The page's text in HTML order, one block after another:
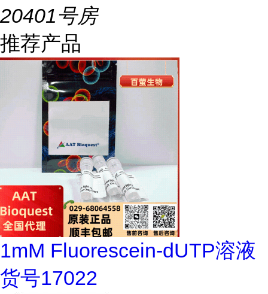
20401号房
推荐产品
1mM Fluorescein-dUTP溶液
货号17022